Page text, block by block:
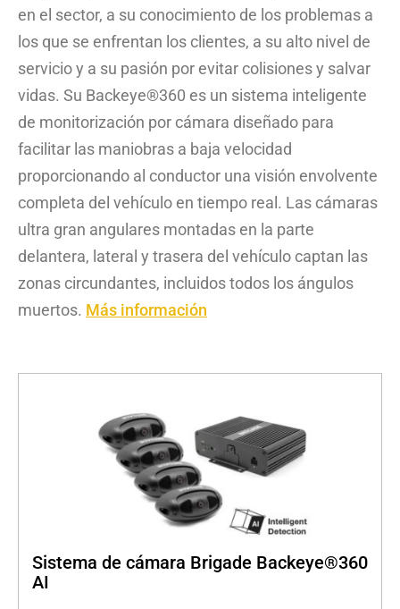
en el sector, a su conocimiento de los problemas a
los que se enfrentan los clientes, a su alto nivel de
servicio y a su pasión por evitar colisiones y salvar
vidas. Su Backeye®360 es un sistema inteligente
de monitorización por cámara diseñado para
facilitar las maniobras a baja velocidad
proporcionando al conductor una visión envolvente
completa del vehículo en tiempo real. Las cámaras
ultra gran angulares montadas en la parte
delantera, lateral y trasera del vehículo captan las
zonas circundantes, incluidos todos los ángulos
muertos. Más información
Sistema de cámara Brigade Backeye®360
AI